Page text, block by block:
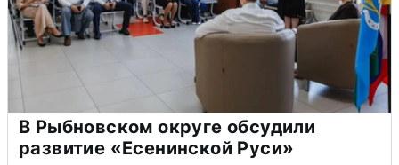
В Рыбновском округе обсудили
развитие «Есенинской Руси»